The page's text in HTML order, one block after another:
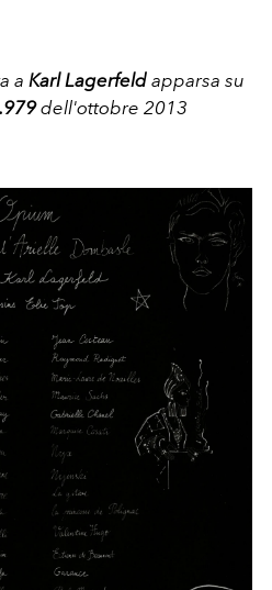
a Karl Lagerfeld apparsa su
dell'ottobre 2013